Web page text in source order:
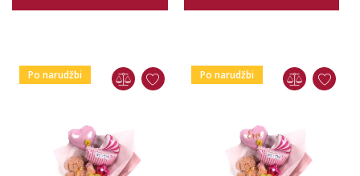
Po narudžbi Po narudžbi